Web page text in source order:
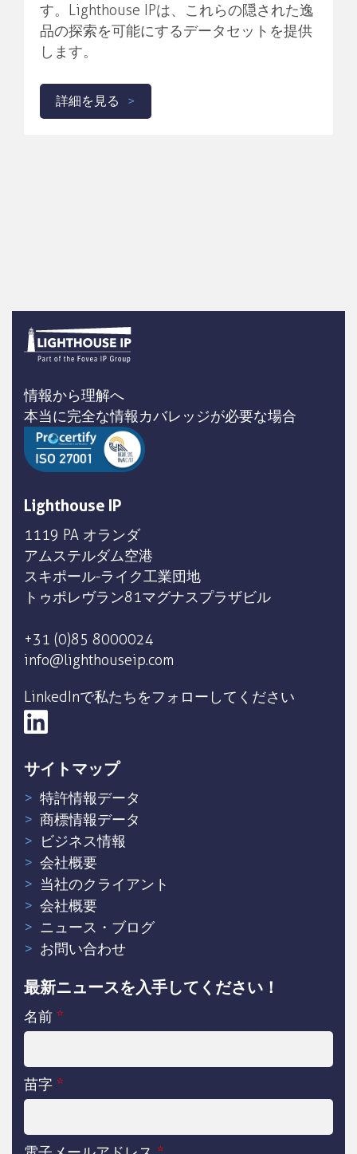
す。Lighthouse IPは、これらの隠された逸
品の探索を可能にするデータセットを提供
します。
詳細を見る
情報から理解へ
本当に完全な情報カバレッジが必要な場合
Lighthouse IP
1119 PA オランダ
アムステルダム空港
スキポール-ライク工業団地
トゥポレヴラン81マグナスプラザビル
+31 (0)85 8000024
info@lighthouseip.com
LinkedInで私たちをフォローしてください
サイトマップ
特許情報データ
商標情報データ
ビジネス情報
会社概要
当社のクライアント
会社概要
ニュース・ブログ
お問い合わせ
最新ニュースを入手してください！
名前 *
苗字 *